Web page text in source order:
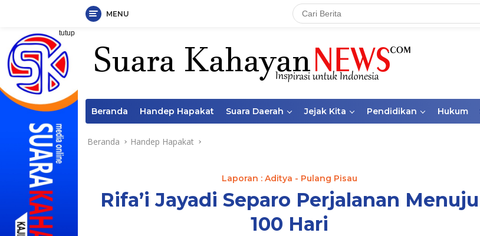
Langsung
konten
MENU
tutup
Beranda Handep Hapakat Suara Daerah Jejak Kita Pendidikan Hukum
Beranda Handep Hapakat
Laporan : Aditya - Pulang Pisau
Rifa’i Jayadi Separo Perjalanan Menuju
100 Hari